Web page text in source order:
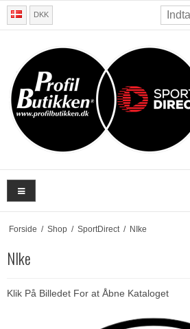
DKK
Forside / Shop / SportDirect / NIke
NIke
Klik På Billedet For at Åbne Kataloget